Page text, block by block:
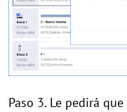
Paso 3. Le pedirá